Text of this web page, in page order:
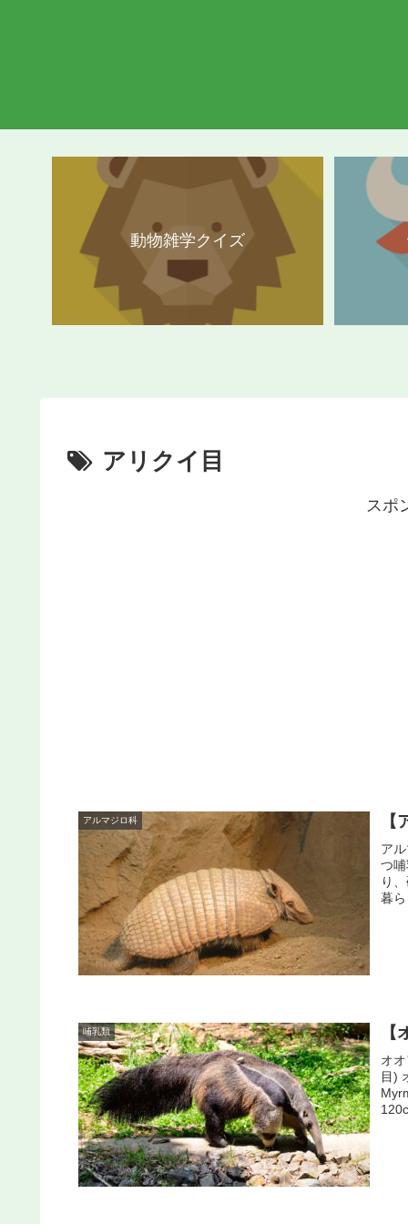
動物雑学クイズ
アリクイ目
スポ
アルマジロ科
ア
つ
り
暮
哺乳類
オ
目)